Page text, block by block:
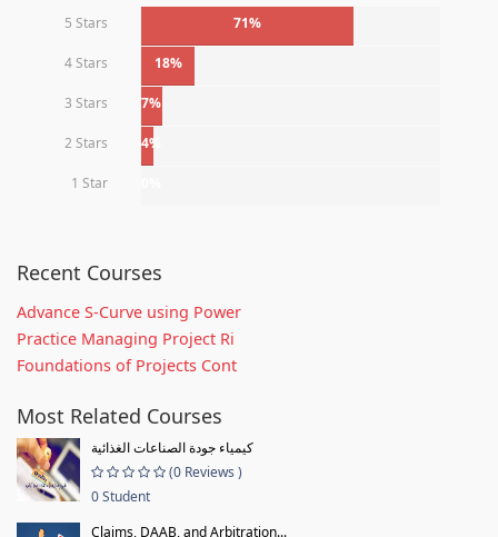
5 Stars
71%
4 Stars 18%
3 Stars 7%
2 Stars 4%
1 Star
Recent Courses
Advance S-Curve using Power
Practice Managing Project Ri
Foundations of Projects Cont
Most Related Courses
كيمياء جودة الصناعات الغذائية
(0 Reviews )
0 Student
Claims, DAAB, and Arbitration...